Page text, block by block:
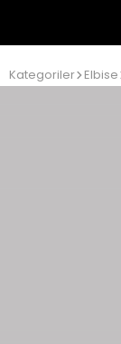
Kategoriler Elbise